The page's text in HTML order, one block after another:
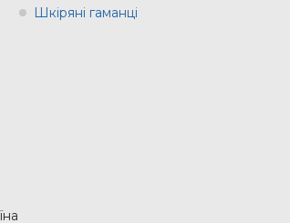
Шкіряні гаманці